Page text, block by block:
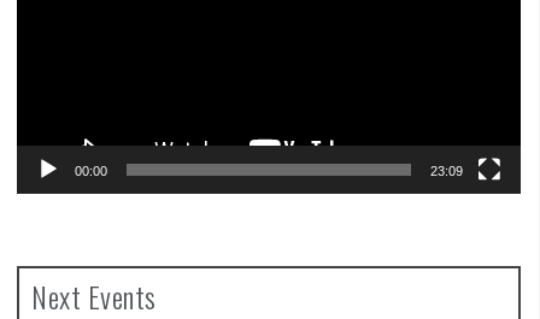
00:00 23:09
Next Events